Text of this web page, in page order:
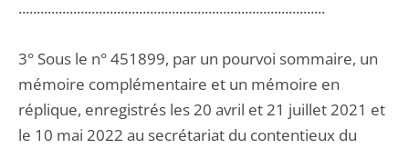
....................................................................................
3° Sous le n° 451899, par un pourvoi sommaire, un
mémoire complémentaire et un mémoire en
réplique, enregistrés les 20 avril et 21 juillet 2021 et
le 10 mai 2022 au secrétariat du contentieux du